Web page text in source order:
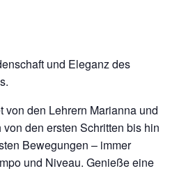
und Eleganz des
von den Lehrern Marianna und
den ersten Schritten bis hin
Bewegungen – immer
und Niveau. Genieße eine